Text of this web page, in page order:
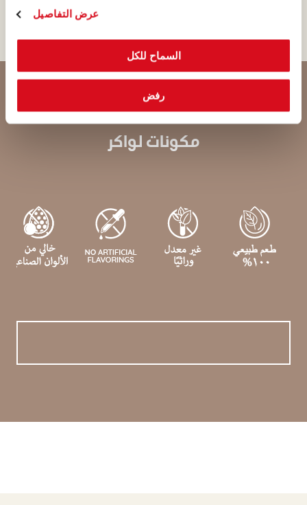
عرض التفاصيل
السماح للكل
رفض
مكونات لواكر